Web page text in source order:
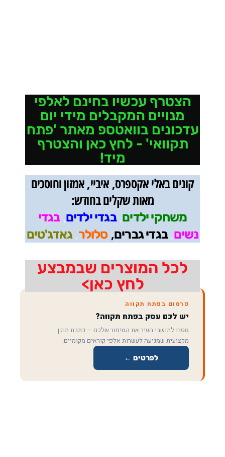
הצטרף עכשיו בחינם לאלפי
מנויים המקבלים מידי יום
עדכונים בוואטספ מאתר 'פתח
תקוואי' - לחץ כאן והצטרף
מיד!
קונים באלי אקספרס, איביי, אמזון וחוסכים
מאות שקלים בחודש:
משחקי ילדים,בגדי ילדים,בגדי
נשים,בגדי גברים, סלולר,גאדג'טים
לכל המוצרים שבמבצע
לחץ כאן>
פרסום בפתח תקווה
יש לכם עסק בפתח תקווה?
ספרו לתושבי העיר את הסיפור שלכם — כתבת תוכן
מקצועית שמגיעה לעשרות אלפי קוראים מקומיים.
לפרטים ←